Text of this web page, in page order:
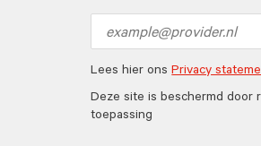
address
Lees hier onsPrivacy
Deze site is beschermd door
toepassing